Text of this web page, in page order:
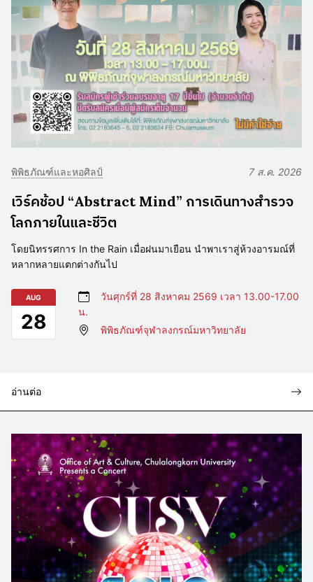
พิพิธภัณฑ์และหอศิลป์ 7 ส.ค. 2026
เวิร์คช้อป “Abstract Mind” การเดินทางสำรวจ
โลกภายในและชีวิต
โดยนิทรรศการ In the Rain เมื่อฝนมาเยือน นำพาเราสู่ห้วงอารมณ์ที่
หลากหลายแตกต่างกันไป
AUG
28
วันศุกร์ที่ 28 สิงหาคม 2569 เวลา 13.00-17.00
น.
พิพิธภัณฑ์จุฬาลงกรณ์มหาวิทยาลัย
อ่านต่อ